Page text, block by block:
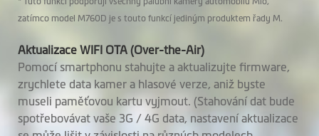
Upozornění na
rychlosti
Informace na
obrazovce v režimu
HUD
zatímco model M760D je s touto funkcí jediným produktem řady M.
Aktualizace WIFI OTA (Over-the-Air)
Pomocí smartphonu stahujte a aktualizujte firmware,
zrychlete data kamer a hlasové verze, aniž byste
museli paměťovou kartu vyjmout. (Stahování dat bude
spotřebovávat vaše 3G / 4G data, nastavení aktualizace